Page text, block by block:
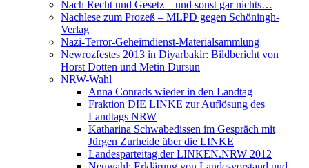
Nach Recht und Gesetz – und sonst gar nichts…
Nachlese zum Prozeß – MLPD gegen Schöningh-
Verlag
Nazi-Terror-Geheimdienst-Materialsammlung
Newrozfestes 2013 in Diyarbakir: Bildbericht von
Horst Dotten und Metin Dursun
NRW-Wahl
Anna Conrads wieder in den Landtag
Fraktion DIE LINKE zur Auflösung des
Landtags NRW
Katharina Schwabedissen im Gespräch mit
Jürgen Zurheide über die LINKE
Landesparteitag der LINKEN.NRW 2012